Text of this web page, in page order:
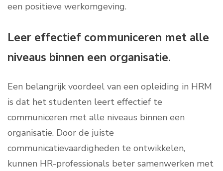
een positieve werkomgeving.
Leer effectief communiceren met alle
niveaus binnen een organisatie.
Een belangrijk voordeel van een opleiding in HRM
is dat het studenten leert effectief te
communiceren met alle niveaus binnen een
organisatie. Door de juiste
communicatievaardigheden te ontwikkelen,
kunnen HR-professionals beter samenwerken met